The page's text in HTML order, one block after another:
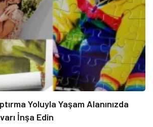
Yoluyla Yaşam Alanınızda
İnşa Edin